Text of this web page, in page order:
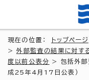
現在の位置： トップページ
>外部監査の結果に対す
度以前公表分 > 包括外部
成25年4月17日公表）